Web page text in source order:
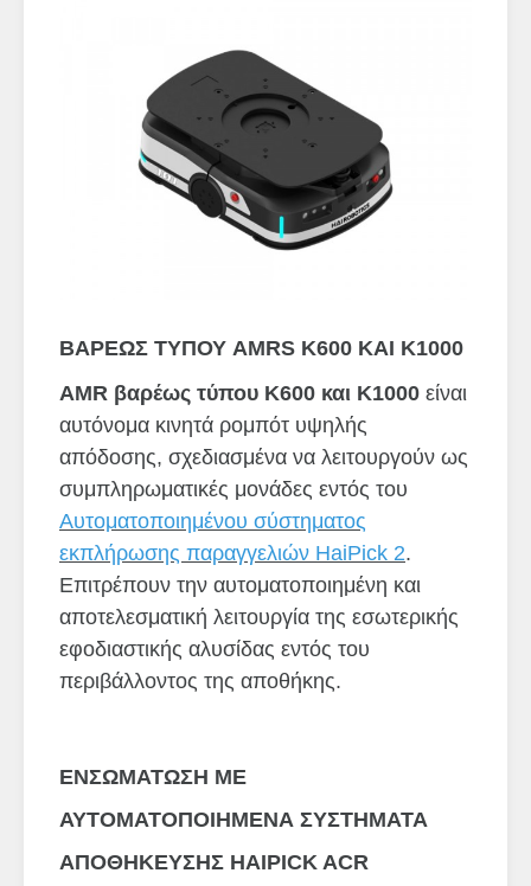
ΒΑΡΕΩΣ ΤΥΠΟΥ AMRS K600 ΚΑΙ K1000
AMR βαρέως τύπου K600 και K1000 είναι
αυτόνομα κινητά ρομπότ υψηλής
απόδοσης, σχεδιασμένα να λειτουργούν ως
συμπληρωματικές μονάδες εντός του
Αυτοματοποιημένου σύστηματος
εκπλήρωσης παραγγελιών HaiPick 2.
Επιτρέπουν την αυτοματοποιημένη και
αποτελεσματική λειτουργία της εσωτερικής
εφοδιαστικής αλυσίδας εντός του
περιβάλλοντος της αποθήκης.
ΕΝΣΩΜΑΤΩΣΗ ΜΕ
ΑΥΤΟΜΑΤΟΠΟΙΗΜΕΝΑ ΣΥΣΤΗΜΑΤΑ
ΑΠΟΘΗΚΕΥΣΗΣ HAIPICK ACR